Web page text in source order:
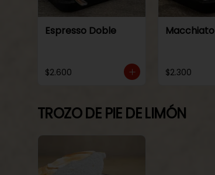
Espresso Doble
$2.600
Macchiato
$2.300
TROZO DE PIE DE LIMÓN